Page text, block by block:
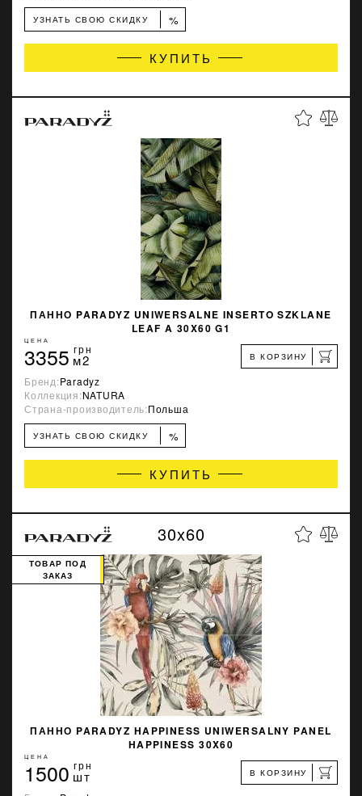
УЗНАТЬ СВОЮ СКИДКУ %
КУПИТЬ
ПАННО PARADYZ UNIWERSALNE INSERTO SZKLANE
LEAF A 30X60 G1
ЦЕНА
3355 грн
м2 В КОРЗИНУ
Бренд:Paradyz
Коллекция:NATURA
Страна-производитель:Польша
УЗНАТЬ СВОЮ СКИДКУ %
КУПИТЬ
30x60
ПАННО PARADYZ HAPPINESS UNIWERSALNY PANEL
HAPPINESS 30X60
ТОВАР ПОД
ЗАКАЗ
ЦЕНА
1500 грн
шт В КОРЗИНУ